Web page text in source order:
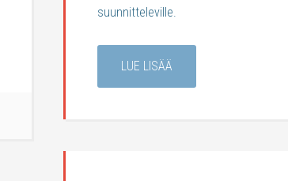
suunnitteleville.
LUE LISÄÄ